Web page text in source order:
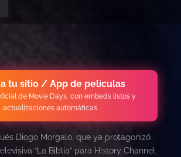
tu sitio / App de películas
de Movie Days, con embeds listos y
actualizaciones automáticas
Diogo Morgalo, que ya protagonizó
“La Biblia” para History Channel,